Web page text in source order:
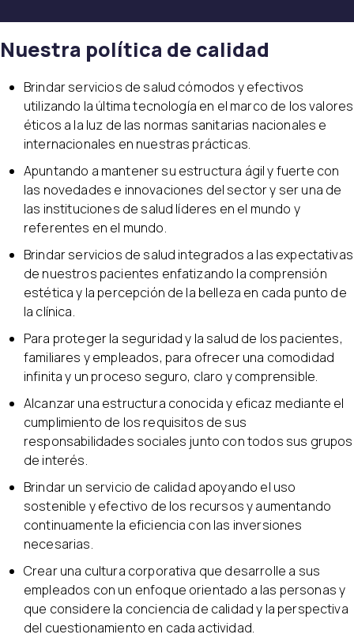
Nuestra política de calidad
Brindar servicios de salud cómodos y efectivos
utilizando la última tecnología en el marco de los valores
éticos a la luz de las normas sanitarias nacionales e
internacionales en nuestras prácticas.
Apuntando a mantener su estructura ágil y fuerte con
las novedades e innovaciones del sector y ser una de
las instituciones de salud líderes en el mundo y
referentes en el mundo.
Brindar servicios de salud integrados a las expectativas
de nuestros pacientes enfatizando la comprensión
estética y la percepción de la belleza en cada punto de
la clínica.
Para proteger la seguridad y la salud de los pacientes,
familiares y empleados, para ofrecer una comodidad
infinita y un proceso seguro, claro y comprensible.
Alcanzar una estructura conocida y eficaz mediante el
cumplimiento de los requisitos de sus
responsabilidades sociales junto con todos sus grupos
de interés.
Brindar un servicio de calidad apoyando el uso
sostenible y efectivo de los recursos y aumentando
continuamente la eficiencia con las inversiones
necesarias.
Crear una cultura corporativa que desarrolle a sus
empleados con un enfoque orientado a las personas y
que considere la conciencia de calidad y la perspectiva
del cuestionamiento en cada actividad.